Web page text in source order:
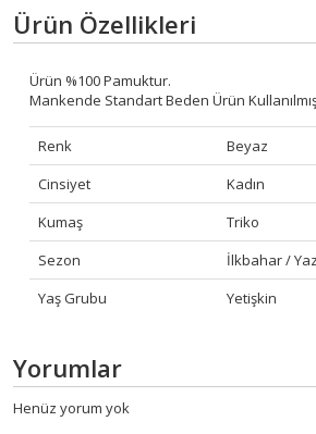
Ürün Özellikleri
Ürün %100 Pamuktur.
Mankende Standart Beden Ürün
Renk
Beyaz
Cinsiyet
Kadın
Kumaş
Triko
Sezon
İlkbahar / Yaz
Yaş Grubu
Yetişkin
Yorumlar
Henüz yorum yok